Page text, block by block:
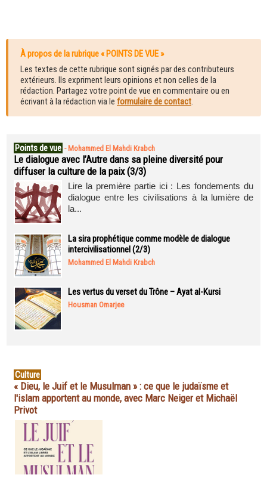
À propos de la rubrique « POINTS DE VUE »
Les textes de cette rubrique sont signés par des contributeurs
extérieurs. Ils expriment leurs opinions et non celles de la
rédaction. Partagez votre point de vue en commentaire ou en
écrivant à la rédaction via le formulaire de contact.
Points de vue - Mohammed El Mahdi Krabch
Le dialogue avec l’Autre dans sa pleine diversité pour
diffuser la culture de la paix (3/3)
Lire la première partie ici : Les fondements du
dialogue entre les civilisations à la lumière de
la...
La sira prophétique comme modèle de dialogue
intercivilisationnel (2/3)
Mohammed El Mahdi Krabch
Les vertus du verset du Trône – Ayat al-Kursi
Housman Omarjee
Culture
« Dieu, le Juif et le Musulman » : ce que le judaïsme et
l'islam apportent au monde, avec Marc Neiger et Michaël
Privot